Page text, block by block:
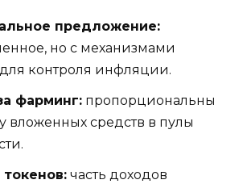
предложение:
но с механизмами
контроля инфляции.
фарминг: пропорциональны
вложенных средств в пулы
часть доходов